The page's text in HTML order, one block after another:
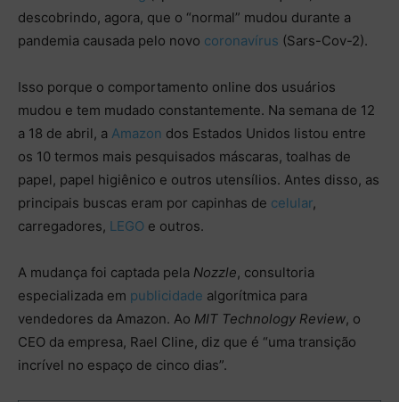
descobrindo, agora, que o “normal” mudou durante a
pandemia causada pelo novo coronavírus (Sars-Cov-2).
Isso porque o comportamento online dos usuários
mudou e tem mudado constantemente. Na semana de 12
a 18 de abril, a Amazon dos Estados Unidos listou entre
os 10 termos mais pesquisados máscaras, toalhas de
papel, papel higiênico e outros utensílios. Antes disso, as
principais buscas eram por capinhas de celular,
carregadores, LEGO e outros.
A mudança foi captada pela Nozzle, consultoria
especializada em publicidade algorítmica para
vendedores da Amazon. Ao MIT Technology Review, o
CEO da empresa, Rael Cline, diz que é “uma transição
incrível no espaço de cinco dias”.